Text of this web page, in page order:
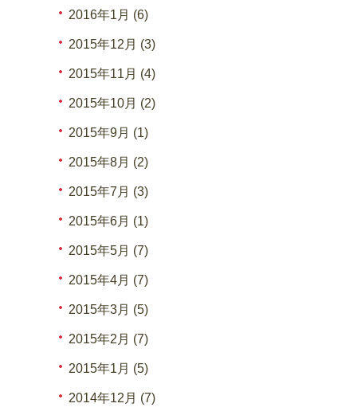
2016年1月 (6)
2015年12月 (3)
2015年11月 (4)
2015年10月 (2)
2015年9月 (1)
2015年8月 (2)
2015年7月 (3)
2015年6月 (1)
2015年5月 (7)
2015年4月 (7)
2015年3月 (5)
2015年2月 (7)
2015年1月 (5)
2014年12月 (7)